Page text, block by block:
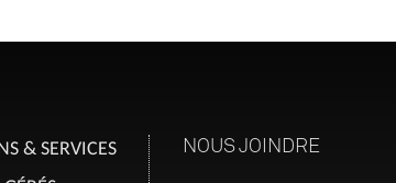
& SERVICES
NOUS JOINDRE